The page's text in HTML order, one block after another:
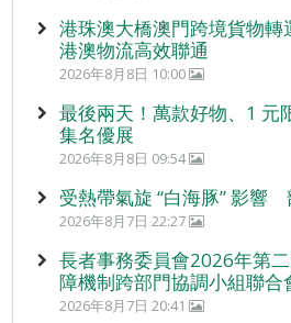
港珠澳大橋澳門跨境貨物轉
港澳物流高效聯通
2026年8月8日 10:00
最後兩天！萬款好物、1 元
集名優展
2026年8月8日 09:54
受熱帶氣旋 “白海豚” 影響
2026年8月7日 22:27
長者事務委員會2026年第
障機制跨部門協調小組聯合
2026年8月7日 20:41